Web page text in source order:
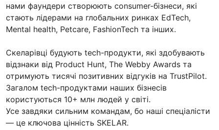
нами фаундери створюють consumer-бізнеси, які
стають лідерами на глобальних ринках EdTech,
Mental health, Petcare, FashionTech та інших.
Скеларівці будують tech-продукти, які здобувають
відзнаки від Product Hunt, The Webby Awards та
отримують тисячі позитивних відгуків на TrustPilot.
Загалом tech-продуктами наших бізнесів
користуються 10+ млн людей у світі.
Усе завдяки сильним командам, бо наші спеціалісти
— це ключова цінність SKELAR.